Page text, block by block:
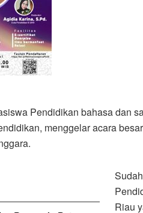
Pendidikan bahasa dan
menggelar acara
Riau